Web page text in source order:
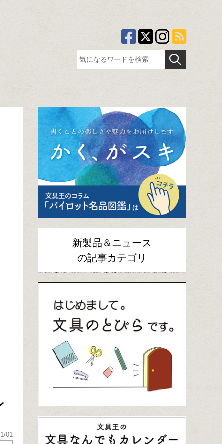
01
新製品＆ニュース
の記事カテゴリ